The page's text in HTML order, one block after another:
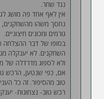
נגד שחר.
אין לאף אחד פה מושג
נחסך משהו
גורמים ומכונים חיצוניים.
בסופו של דבר ההצלחה
ולא לספוג מדרדלה של מדמון בדקה
אם, כפי שנטען, הרכש
טוב מהסיפור. זה כל
רכש טוב- נצחונות-